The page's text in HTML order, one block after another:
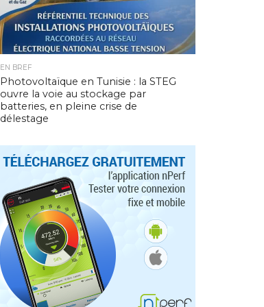
EN BREF
Photovoltaïque en Tunisie : la STEG
ouvre la voie au stockage par
batteries, en pleine crise de
délestage